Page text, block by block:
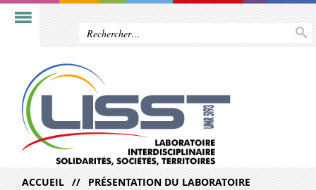
ACCUEIL
PRÉSENTATION DU LABORATOIRE